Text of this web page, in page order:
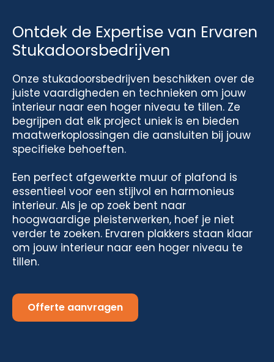
Ontdek de Expertise van Ervaren
Stukadoorsbedrijven
Onze stukadoorsbedrijven beschikken over de
juiste vaardigheden en technieken om jouw
interieur naar een hoger niveau te tillen. Ze
begrijpen dat elk project uniek is en bieden
maatwerkoplossingen die aansluiten bij jouw
specifieke behoeften.
Een perfect afgewerkte muur of plafond is
essentieel voor een stijlvol en harmonieus
interieur. Als je op zoek bent naar
hoogwaardige pleisterwerken, hoef je niet
verder te zoeken. Ervaren plakkers staan klaar
om jouw interieur naar een hoger niveau te
tillen.
Offerte aanvragen